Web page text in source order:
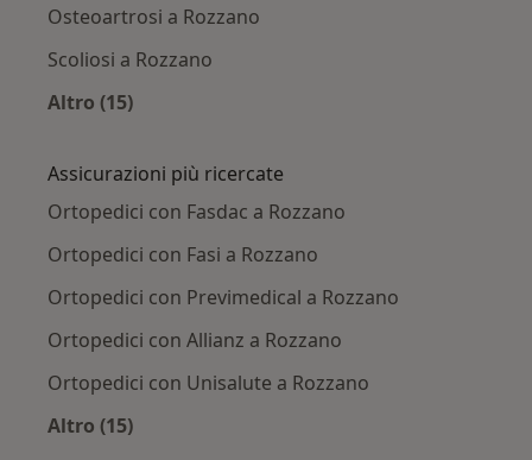
Osteoartrosi a Rozzano
Scoliosi a Rozzano
Altro (15)
Assicurazioni più ricercate
Ortopedici con Fasdac a Rozzano
Ortopedici con Fasi a Rozzano
Ortopedici con Previmedical a Rozzano
Ortopedici con Allianz a Rozzano
Ortopedici con Unisalute a Rozzano
Altro (15)